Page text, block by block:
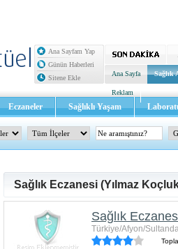
Ana Sayfam Yap
Günün Haberleri
Sitene Ekle
Ana Sayfa Sağlık
Reklam
Eczaneler Sağlıklı Yaşam
Sağlık Eczanesi (Yılmaz
Sağlık
Türkiye/Afyon/